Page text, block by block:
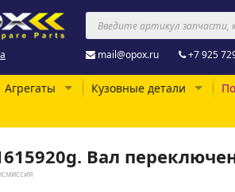
mail@opox.ru +7 925
Агрегаты Кузовные детали
Вал